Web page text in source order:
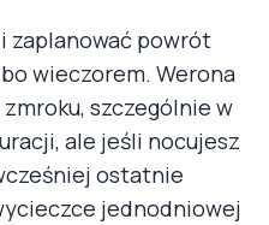
zaplanować powrót
wieczorem. Werona
szczególnie w
ale jeśli nocujesz
ostatnie
jednodniowej